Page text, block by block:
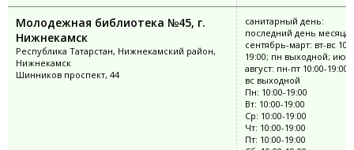
Молодежная библиотека №45, г.
Нижнекамск
Республика Татарстан, Нижнекамский район,
Нижнекамск
Шинников проспект, 44
санитарный день:
последний день месяца;
сентябрь-март: вт-вс
19:00; пн выходной;
август: пн-пт 10:00-19:00;
вс выходной
Пн: 10:00-19:00
Вт: 10:00-19:00
Ср: 10:00-19:00
Чт: 10:00-19:00
Пт: 10:00-19:00